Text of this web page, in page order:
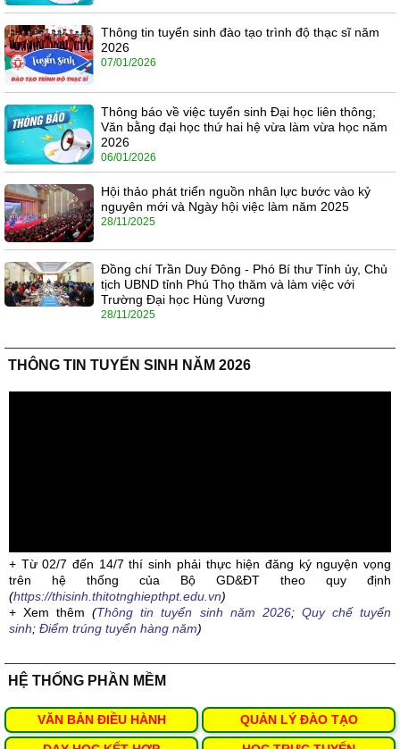
Thông tin tuyển sinh đào tạo trình độ thạc sĩ năm
2026
07/01/2026
Thông báo về việc tuyển sinh Đại học liên thông;
Văn bằng đại học thứ hai hệ vừa làm vừa học năm
2026
06/01/2026
Hội thảo phát triển nguồn nhân lực bước vào kỷ
nguyên mới và Ngày hội việc làm năm 2025
28/11/2025
Đồng chí Trần Duy Đông - Phó Bí thư Tỉnh ủy, Chủ
tịch UBND tỉnh Phú Thọ thăm và làm việc với
Trường Đại học Hùng Vương
28/11/2025
THÔNG TIN TUYỂN SINH NĂM 2026
+ Từ 02/7 đến 14/7 thí sinh phải thực hiện đăng ký nguyện vọng
trên hệ thống của Bộ GD&ĐT theo quy định
(https://thisinh.thitotnghiepthpt.edu.vn)
+ Xem thêm(Thông tin tuyển sinh năm 2026; Quy chế tuyển
sinh; Điểm trúng tuyển hàng năm)
HỆ THỐNG PHẦN MỀM
VĂN BẢN ĐIỀU HÀNH QUẢN LÝ ĐÀO TẠO